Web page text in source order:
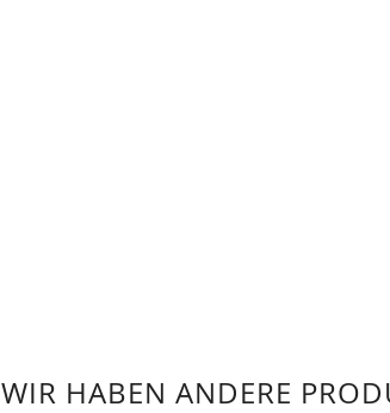
WIR HABEN ANDERE